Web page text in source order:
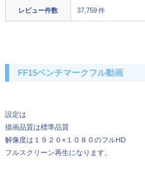
レビュー件数 37,759 件
FF15ベンチマークフル動画
設定は
描画品質は標準品質
解像度は１９２０×１０８０のフルHD
フルスクリーン再生になります。